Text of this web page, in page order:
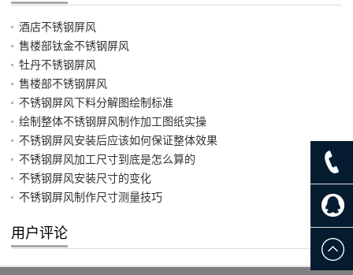
酒店不锈钢屏风
售楼部钛金不锈钢屏风
牡丹不锈钢屏风
售楼部不锈钢屏风
不锈钢屏风下料分解图绘制标准
绘制整体不锈钢屏风制作加工图纸实操
不锈钢屏风安装后应该如何保证整体效果
不锈钢屏风加工尺寸到底是怎么算的
不锈钢屏风安装尺寸的变化
不锈钢屏风制作尺寸测量技巧
用户评论